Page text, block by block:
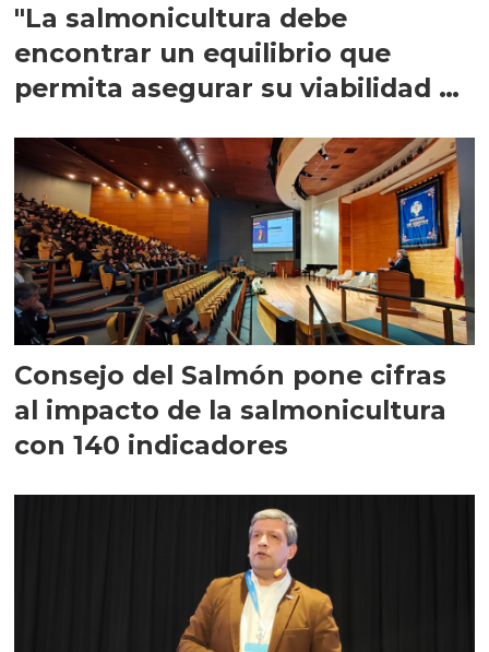
"La salmonicultura debe
encontrar un equilibrio que
permita asegurar su viabilidad de
Consejo del Salmón pone cifras
al impacto de la salmonicultura
con 140 indicadores